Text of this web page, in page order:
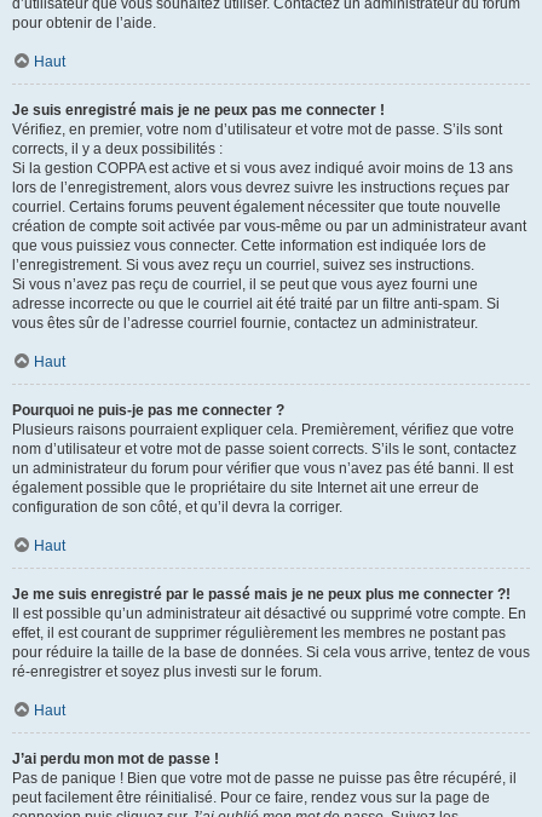
d’utilisateur que vous souhaitez utiliser. Contactez un administrateur du forum
pour obtenir de l’aide.
Haut
Je suis enregistré mais je ne peux pas me connecter !
Vérifiez, en premier, votre nom d’utilisateur et votre mot de passe. S’ils sont
corrects, il y a deux possibilités :
Si la gestion COPPA est active et si vous avez indiqué avoir moins de 13 ans
lors de l’enregistrement, alors vous devrez suivre les instructions reçues par
courriel. Certains forums peuvent également nécessiter que toute nouvelle
création de compte soit activée par vous-même ou par un administrateur avant
que vous puissiez vous connecter. Cette information est indiquée lors de
l’enregistrement. Si vous avez reçu un courriel, suivez ses instructions.
Si vous n’avez pas reçu de courriel, il se peut que vous ayez fourni une
adresse incorrecte ou que le courriel ait été traité par un filtre anti-spam. Si
vous êtes sûr de l’adresse courriel fournie, contactez un administrateur.
Haut
Pourquoi ne puis-je pas me connecter ?
Plusieurs raisons pourraient expliquer cela. Premièrement, vérifiez que votre
nom d’utilisateur et votre mot de passe soient corrects. S’ils le sont, contactez
un administrateur du forum pour vérifier que vous n’avez pas été banni. Il est
également possible que le propriétaire du site Internet ait une erreur de
configuration de son côté, et qu’il devra la corriger.
Haut
Je me suis enregistré par le passé mais je ne peux plus me connecter ?!
Il est possible qu’un administrateur ait désactivé ou supprimé votre compte. En
effet, il est courant de supprimer régulièrement les membres ne postant pas
pour réduire la taille de la base de données. Si cela vous arrive, tentez de vous
ré-enregistrer et soyez plus investi sur le forum.
Haut
J’ai perdu mon mot de passe !
Pas de panique ! Bien que votre mot de passe ne puisse pas être récupéré, il
peut facilement être réinitialisé. Pour ce faire, rendez vous sur la page de